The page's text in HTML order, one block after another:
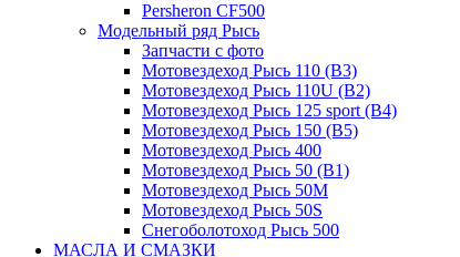
Persheron CF500
Модельный ряд Рысь
Запчасти с фото
Мотовездеход Рысь 110 (B3)
Мотовездеход Рысь 110U (B2)
Мотовездеход Рысь 125 sport (B4)
Мотовездеход Рысь 150 (B5)
Мотовездеход Рысь 400
Мотовездеход Рысь 50 (B1)
Мотовездеход Рысь 50M
Мотовездеход Рысь 50S
Снегоболотоход Рысь 500
МАСЛА И СМАЗКИ